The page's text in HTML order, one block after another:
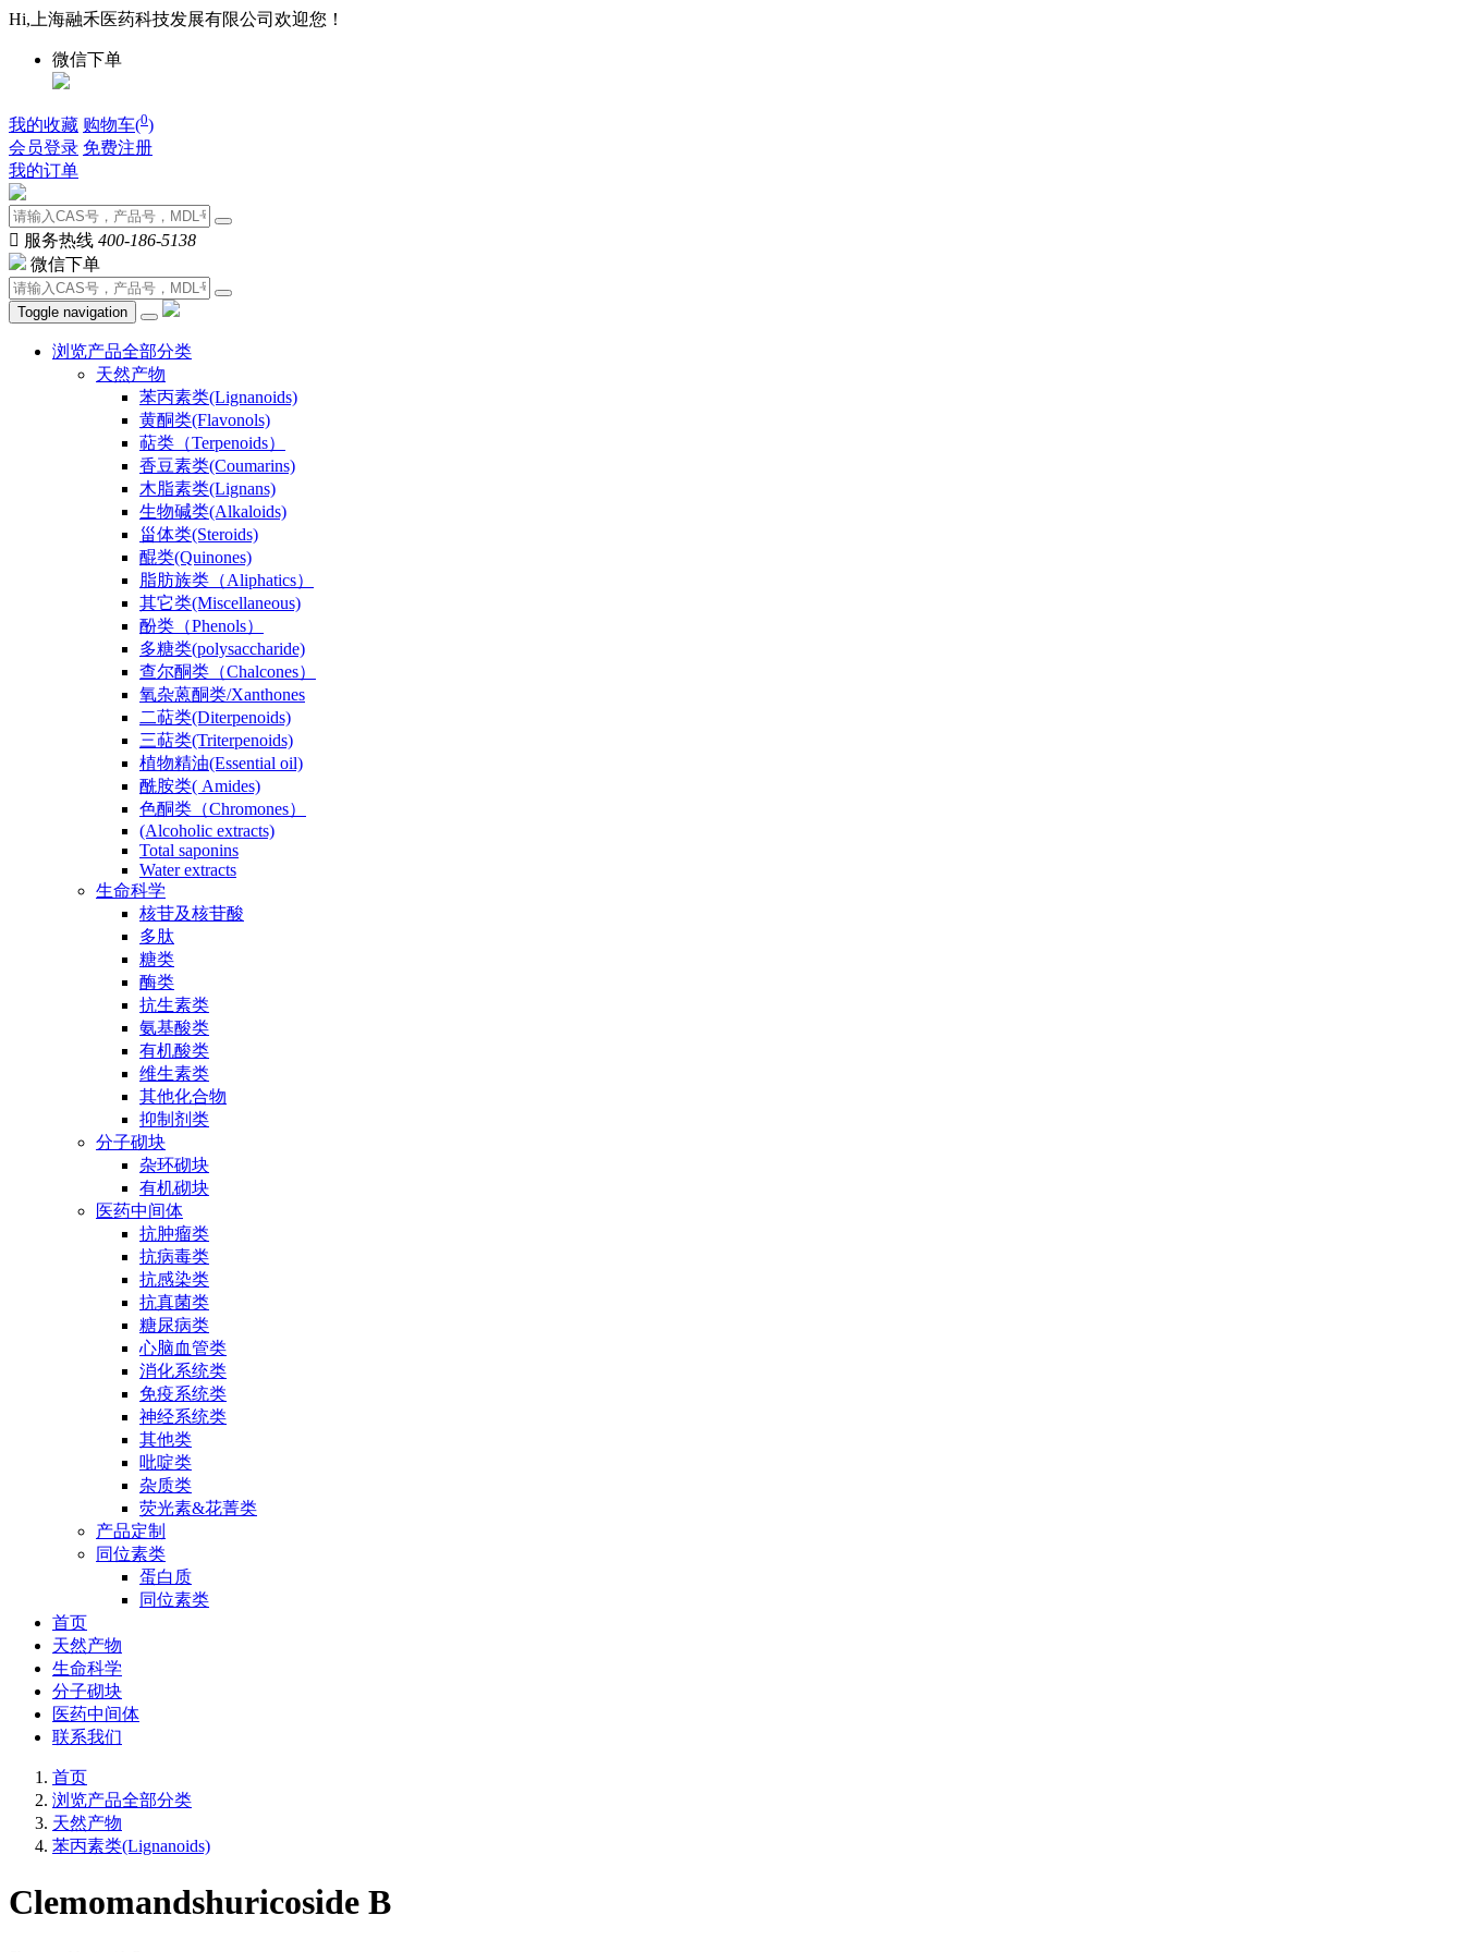
Hi,上海融禾医药科技发展有限公司欢迎您！
微信下单
我的收藏 购物车(0)
会员登录 免费注册
我的订单
 服务热线 400-186-5138
微信下单
Toggle navigation
浏览产品全部分类
天然产物
苯丙素类(Lignanoids)
黄酮类(Flavonols)
萜类（Terpenoids）
香豆素类(Coumarins)
木脂素类(Lignans)
生物碱类(Alkaloids)
甾体类(Steroids)
醌类(Quinones)
脂肪族类（Aliphatics）
其它类(Miscellaneous)
酚类（Phenols）
多糖类(polysaccharide)
查尔酮类（Chalcones）
氧杂蒽酮类/Xanthones
二萜类(Diterpenoids)
三萜类(Triterpenoids)
植物精油(Essential oil)
酰胺类( Amides)
色酮类（Chromones）
(Alcoholic extracts)
Total saponins
Water extracts
生命科学
核苷及核苷酸
多肽
糖类
酶类
抗生素类
氨基酸类
有机酸类
维生素类
其他化合物
抑制剂类
分子砌块
杂环砌块
有机砌块
医药中间体
抗肿瘤类
抗病毒类
抗感染类
抗真菌类
糖尿病类
心脑血管类
消化系统类
免疫系统类
神经系统类
其他类
吡啶类
杂质类
荧光素&花菁类
产品定制
同位素类
蛋白质
同位素类
首页
天然产物
生命科学
分子砌块
医药中间体
联系我们
首页
浏览产品全部分类
天然产物
苯丙素类(Lignanoids)
Clemomandshuricoside B